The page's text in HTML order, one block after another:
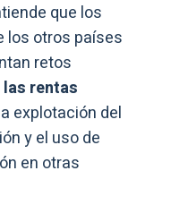
que los
los otros países
retos
rentas
explotación del
y el uso de
en otras